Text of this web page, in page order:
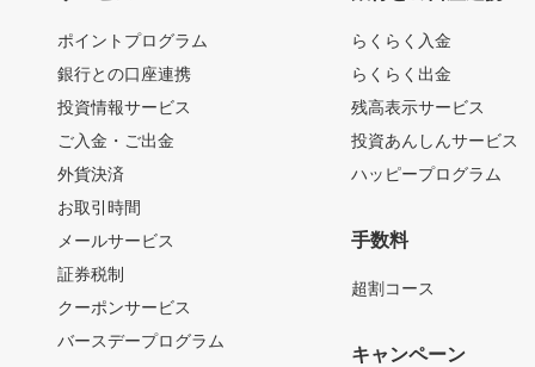
ポイントプログラム
銀行との口座連携
投資情報サービス
ご入金・ご出金
外貨決済
お取引時間
メールサービス
証券税制
クーポンサービス
バースデープログラム
らくらく入金
らくらく出金
残高表示サービス
投資あんしんサービス
ハッピープログラム
手数料
超割コース
キャンペーン